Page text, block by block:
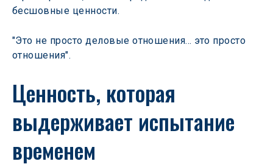
бесшовные ценности.
"Это не просто деловые отношения... это просто
отношения".
Ценность, которая
выдерживает испытание
временем